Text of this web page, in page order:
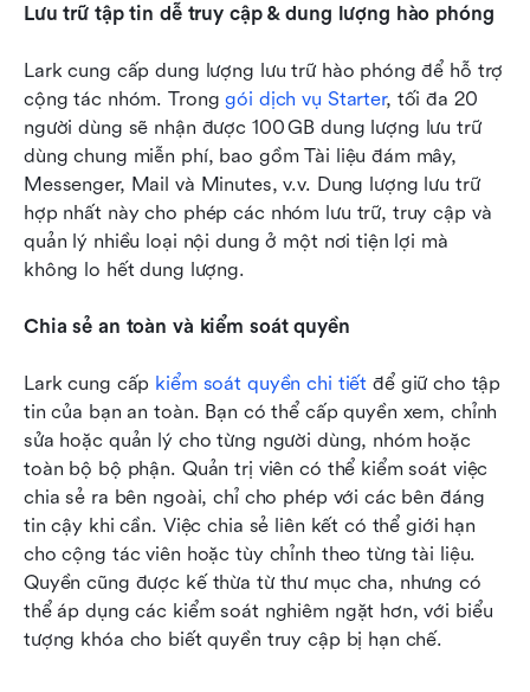
Lưu trữ tập tin dễ truy cập & dung lượng hào phóng
Lark cung cấp dung lượng lưu trữ hào phóng để hỗ trợ
cộng tác nhóm. Trong gói dịch vụ Starter, tối đa 20
người dùng sẽ nhận được 100 GB dung lượng lưu trữ
dùng chung miễn phí, bao gồm Tài liệu đám mây,
Messenger, Mail và Minutes, v.v. Dung lượng lưu trữ
hợp nhất này cho phép các nhóm lưu trữ, truy cập và
quản lý nhiều loại nội dung ở một nơi tiện lợi mà
không lo hết dung lượng.
Chia sẻ an toàn và kiểm soát quyền
Lark cung cấp kiểm soát quyền chi tiết để giữ cho tập
tin của bạn an toàn. Bạn có thể cấp quyền xem, chỉnh
sửa hoặc quản lý cho từng người dùng, nhóm hoặc
toàn bộ bộ phận. Quản trị viên có thể kiểm soát việc
chia sẻ ra bên ngoài, chỉ cho phép với các bên đáng
tin cậy khi cần. Việc chia sẻ liên kết có thể giới hạn
cho cộng tác viên hoặc tùy chỉnh theo từng tài liệu.
Quyền cũng được kế thừa từ thư mục cha, nhưng có
thể áp dụng các kiểm soát nghiêm ngặt hơn, với biểu
tượng khóa cho biết quyền truy cập bị hạn chế.